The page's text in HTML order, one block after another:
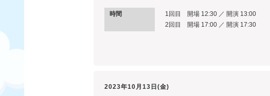
時間
1回目 開場 12:30 ／ 開演 13:00
2回目 開場 17:00 ／ 開演 17:30
2023年10月13日(金)